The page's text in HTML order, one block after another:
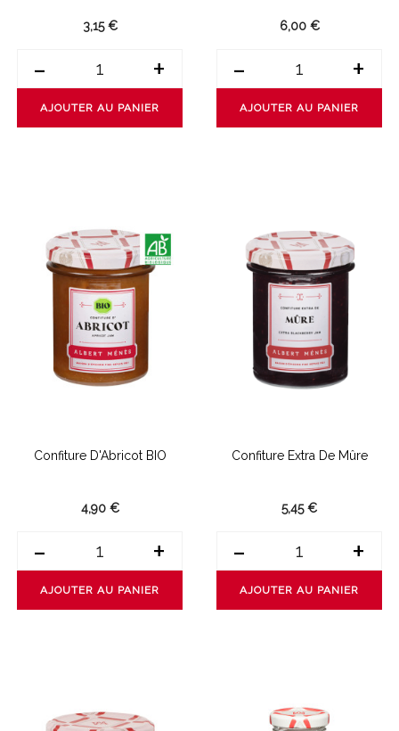
3,15 €
- +
AJOUTER AU PANIER
6,00 €
- +
AJOUTER AU PANIER
Confiture D'Abricot BIO
4,90 €
- +
AJOUTER AU PANIER
Confiture Extra De Mûre
5,45 €
- +
AJOUTER AU PANIER